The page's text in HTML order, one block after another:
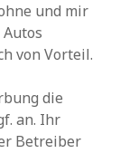
und mir
von Vorteil.
die
an. Ihr
Betreiber